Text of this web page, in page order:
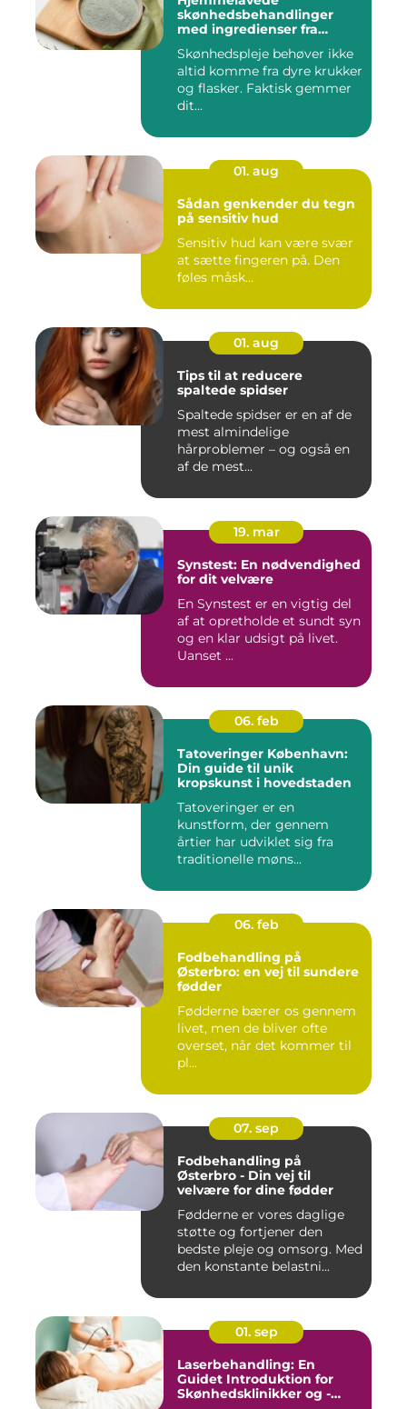
skønhedsbehandlinger
med ingredienser fra
Skønhedspleje behøver ikke
altid komme fra dyre krukker
og flasker. Faktisk gemmer
dit...
01. aug
Sådan genkender du tegn
på sensitiv hud
Sensitiv hud kan være svær
at sætte fingeren på. Den
føles måsk...
01. aug
Tips til at reducere
spaltede spidser
Spaltede spidser er en af de
mest almindelige
hårproblemer – og også en
af de mest...
19. mar
Synstest: En nødvendighed
for dit velvære
En Synstest er en vigtig del
af at opretholde et sundt syn
og en klar udsigt på livet.
Uanset ...
06. feb
Tatoveringer København:
Din guide til unik
kropskunst i hovedstaden
Tatoveringer er en
kunstform, der gennem
årtier har udviklet sig fra
traditionelle møns...
06. feb
Fodbehandling på
Østerbro: en vej til sundere
fødder
Fødderne bærer os gennem
livet, men de bliver ofte
overset, når det kommer til
pl...
07. sep
Fodbehandling på
Østerbro - Din vej til
velvære for dine fødder
Fødderne er vores daglige
støtte og fortjener den
bedste pleje og omsorg. Med
den konstante belastni...
01. sep
Laserbehandling: En
Guidet Introduktion for
Skønhedsklinikker og -